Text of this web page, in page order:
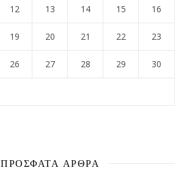
12 13 14 15 16
19 20 21 22 23
26 27 28 29 30
ΠΡΌΣΦΑΤΑ ΆΡΘΡΑ